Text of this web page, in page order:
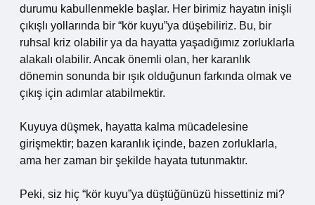
durumu kabullenmekle başlar. Her birimiz hayatın inişli
çıkışlı yollarında bir “kör kuyu”ya düşebiliriz. Bu, bir
ruhsal kriz olabilir ya da hayatta yaşadığımız zorluklarla
alakalı olabilir. Ancak önemli olan, her karanlık
dönemin sonunda bir ışık olduğunun farkında olmak ve
çıkış için adımlar atabilmektir.
Kuyuya düşmek, hayatta kalma mücadelesine
girişmektir; bazen karanlık içinde, bazen zorluklarla,
ama her zaman bir şekilde hayata tutunmaktır.
Peki, siz hiç “kör kuyu”ya düştüğünüzü hissettiniz mi?